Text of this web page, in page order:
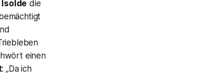
die
einen
: „Da ich